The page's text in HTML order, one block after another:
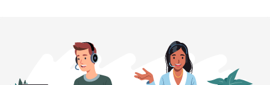
BESTEL NU